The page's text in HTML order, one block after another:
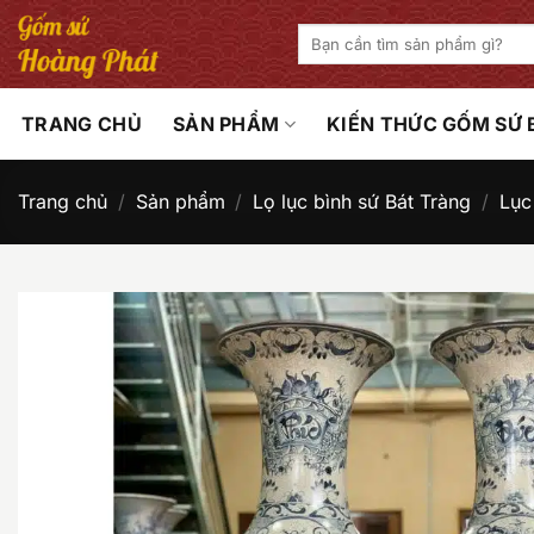
Bỏ
qua
nội
Tìm
kiếm:
TRANG CHỦ SẢN PHẨM KIẾN THỨC GỐM SỨ
Trang chủ / Sản phẩm / Lọ lục bình sứ Bát Tràng /